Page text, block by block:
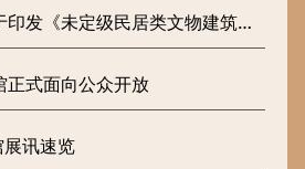
民居类文物建筑修缮审批工作指引（试行）》的通知
正式面向公众开放
讯速览